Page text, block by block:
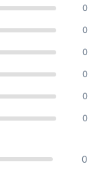
0
0
0
0
0
0
0